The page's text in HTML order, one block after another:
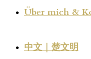
Über mich &
中文｜楚文明